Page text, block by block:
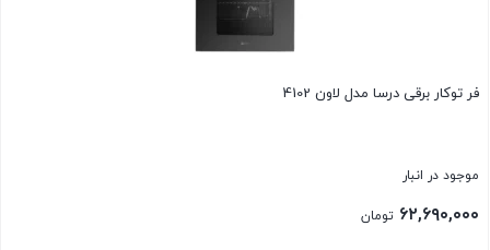
فر توکار برقی درسا مدل لاون 4102
موجود در انبار
۶۲,۶۹۰,۰۰۰ تومان